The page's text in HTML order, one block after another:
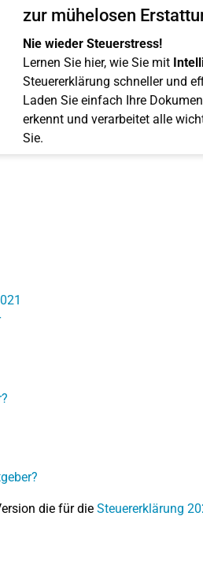
zur mühelosen
Nie wieder Steuerstress!
Lernen Sie hier, wie Sie mit
Steuererklärung schneller und
Laden Sie einfach Ihre
erkennt und verarbeitet alle
Sie.
die für die Steuererklärung